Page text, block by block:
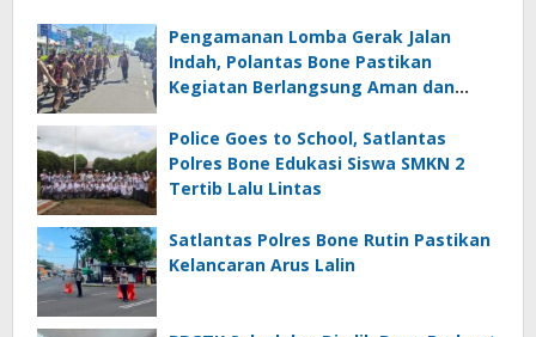
Pengamanan Lomba Gerak Jalan
Indah, Polantas Bone Pastikan
Kegiatan Berlangsung Aman dan
Police Goes to School, Satlantas
Polres Bone Edukasi Siswa SMKN 2
Tertib Lalu Lintas
Satlantas Polres Bone Rutin Pastikan
Kelancaran Arus Lalin